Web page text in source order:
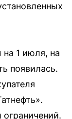
1 июля, на
появилась.